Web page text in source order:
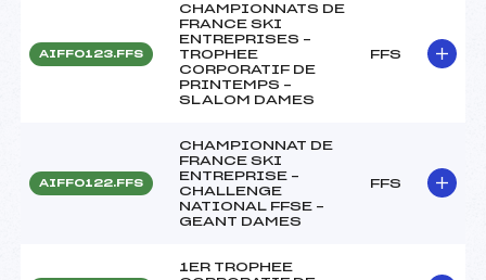
AIFF0123.FFS
CHAMPIONNATS DE
FRANCE SKI
ENTREPRISES –
TROPHEE
CORPORATIF DE
PRINTEMPS –
SLALOM DAMES
FFS
AIFF0122.FFS
CHAMPIONNAT DE
FRANCE SKI
ENTREPRISE –
CHALLENGE
NATIONAL FFSE –
GEANT DAMES
FFS
1ER TROPHEE